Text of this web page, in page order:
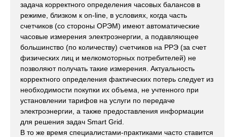
задача корректного определения часовых балансов в
режиме, близком к on-line, в условиях, когда часть
счетчиков (со стороны ОРЭМ) имеют автоматические
часовые измерения электроэнергии, а подавляющее
большинство (по количеству) счетчиков на РРЭ (за счет
физических лиц и мелкомоторных потребителей) не
позволяют получать такие измерения. Актуальность
корректного определения фактических потерь следует из
необходимости покупки их объема, не учтенного при
установлении тарифов на услуги по передаче
электроэнергии, а также предоставления информации
для решения задач Smart Grid.
В то же время специалистами-практиками часто ставится